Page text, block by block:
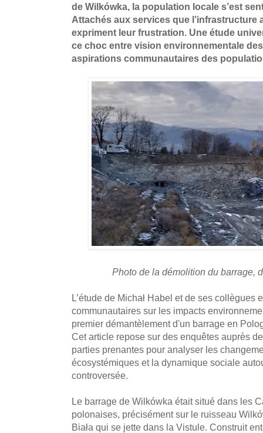
de Wilkówka, la population locale s’est
Attachés aux services que l’infrastructure
expriment leur frustration. Une étude
ce choc entre vision environnementale
aspirations communautaires des
Photo de la démolition du barrage,
L’étude de Michał Habel et de ses collègues
communautaires sur les impacts
premier démantèlement d'un barrage en
Cet article repose sur des enquêtes auprès
parties prenantes pour analyser les
écosystémiques et la dynamique sociale
controversée.
Le barrage de Wilkówka était situé dans les
polonaises, précisément sur le ruisseau
Biała qui se jette dans la Vistule. Construit